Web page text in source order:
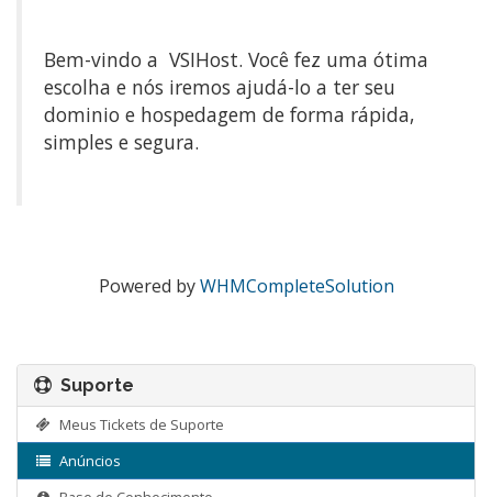
Bem-vindo a VSIHost. Você fez uma ótima
escolha e nós iremos ajudá-lo a ter seu
dominio e hospedagem de forma rápida,
simples e segura.
Powered byWHMCompleteSolution
Suporte
Meus Tickets de Suporte
Anúncios